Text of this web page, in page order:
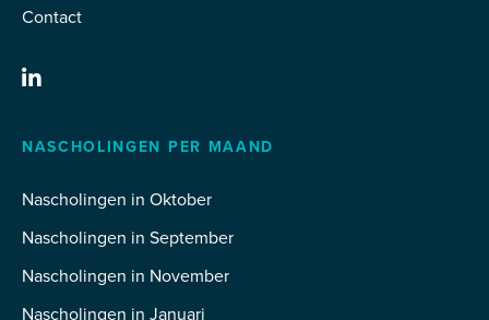
Contact
NASCHOLINGEN PER MAAND
Nascholingen in Oktober
Nascholingen in September
Nascholingen in November
Nascholingen in Januari